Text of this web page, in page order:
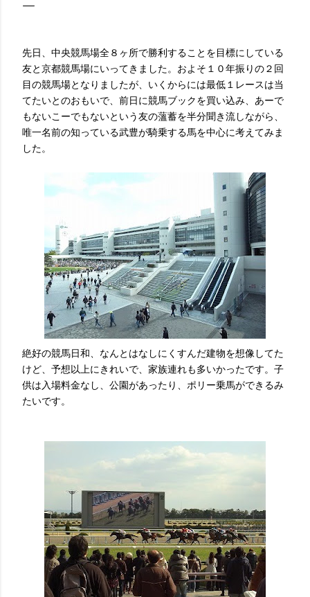
先日、中央競馬場全８ヶ所で勝利することを目標にしている
友と京都競馬場にいってきました。およそ１０年振りの２回
目の競馬場となりましたが、いくからには最低１レースは当
てたいとのおもいで、前日に競馬ブックを買い込み、あーで
もないこーでもないという友の薀蓄を半分聞き流しながら、
唯一名前の知っている武豊が騎乗する馬を中心に考えてみま
した。
絶好の競馬日和、なんとはなしにくすんだ建物を想像してた
けど、予想以上にきれいで、家族連れも多いかったです。子
供は入場料金なし、公園があったり、ポリー乗馬ができるみ
たいです。